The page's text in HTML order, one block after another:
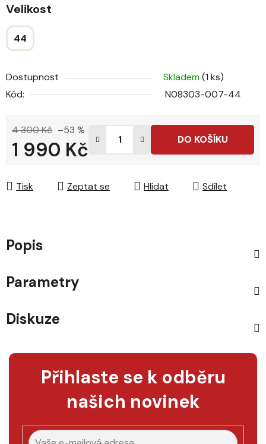
Velikost
44
Dostupnost Skladem(1 ks)
Kód:
N08303-007-44
4 300 Kč –53 %
1 990 Kč DO KOŠÍKU
Tisk Zeptat se Hlídat Sdílet
Popis
Parametry
Diskuze
Přihlaste se k odběru
našich novinek